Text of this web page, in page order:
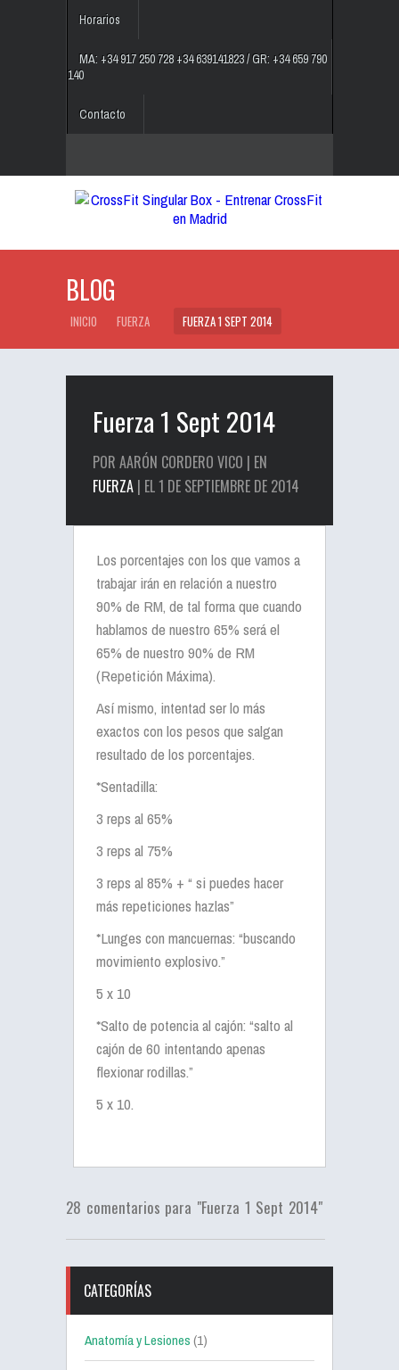
Horarios
MA: +34 917 250 728 +34 639141823 / GR: +34 659 790
140
Contacto
BLOG
INICIO FUERZA FUERZA 1 SEPT 2014
Fuerza 1 Sept 2014
POR AARÓN CORDERO VICO | EN
FUERZA | EL 1 DE SEPTIEMBRE DE 2014
Los porcentajes con los que vamos a
trabajar irán en relación a nuestro
90% de RM, de tal forma que cuando
hablamos de nuestro 65% será el
65% de nuestro 90% de RM
(Repetición Máxima).
Así mismo, intentad ser lo más
exactos con los pesos que salgan
resultado de los porcentajes.
*Sentadilla:
3 reps al 65%
3 reps al 75%
3 reps al 85% + “ si puedes hacer
más repeticiones hazlas”
*Lunges con mancuernas: “buscando
movimiento explosivo.”
5 x 10
*Salto de potencia al cajón: “salto al
cajón de 60 intentando apenas
flexionar rodillas.”
5 x 10.
28 comentarios para "Fuerza 1 Sept 2014"
CATEGORÍAS
Anatomía y Lesiones(1)